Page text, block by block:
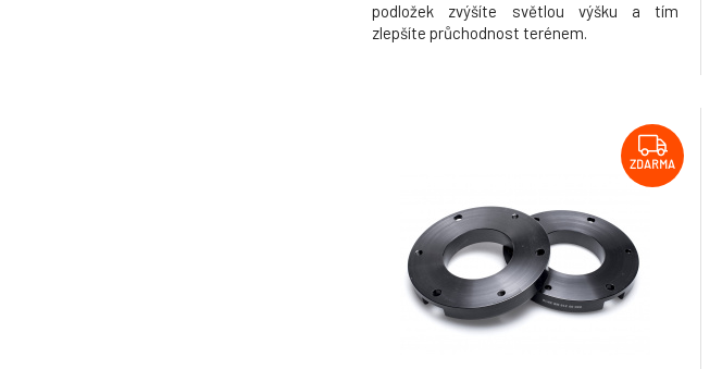
podložek zvýšíte světlou výšku a tím
zlepšíte průchodnost terénem.
ZDARMA